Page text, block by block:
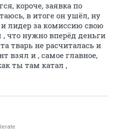
короче, заявка по
в итоге он ушёл, ну
и лидер за комиссию свою
, что нужно вперёд деньги
тварь не расчиталась и
взял и , самое главное,
ты там катал ,